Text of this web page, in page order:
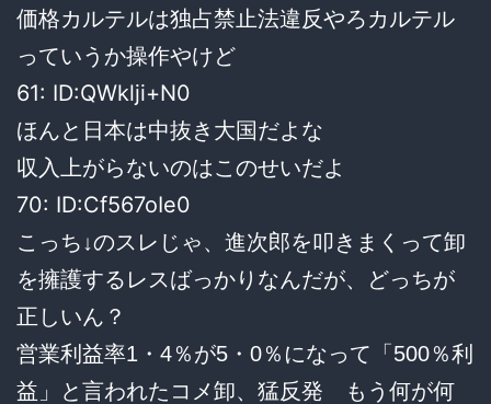
価格カルテルは独占禁止法違反やろカルテル
っていうか操作やけど
61: ID:QWklji+N0
ほんと日本は中抜き大国だよな
収入上がらないのはこのせいだよ
70: ID:Cf567oIe0
こっち↓のスレじゃ、進次郎を叩きまくって卸
を擁護するレスばっかりなんだが、どっちが
正しいん？
営業利益率1・4％が5・0％になって「500％利
益」と言われたコメ卸、猛反発 もう何が何